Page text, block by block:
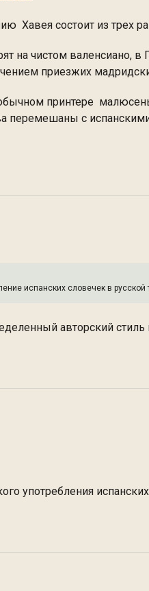
Хавея состоит из трех
на чистом валенсиано, в
приезжих
принтере
перемешаны с
испанских словечек в
авторский
употребления